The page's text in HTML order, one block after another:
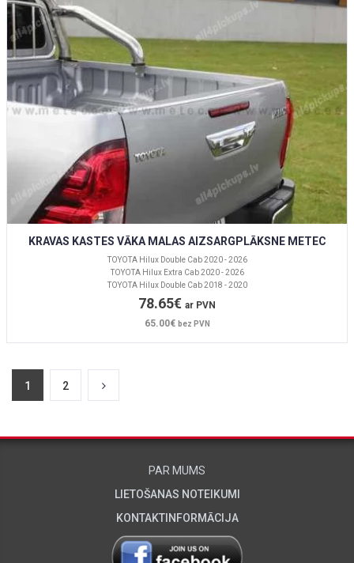
KRAVAS KASTES VĀKA MALAS AIZSARGPLĀKSNE METEC
TOYOTA Hilux Double Cab 2020 - 2026
TOYOTA Hilux Extra Cab 2020 - 2026
TOYOTA Hilux Double Cab 2018 - 2020
78.65€ ar PVN
65.00€ bez PVN
1 2
PAR MUMS
LIETOŠANAS NOTEIKUMI
KONTAKTINFORMĀCIJA